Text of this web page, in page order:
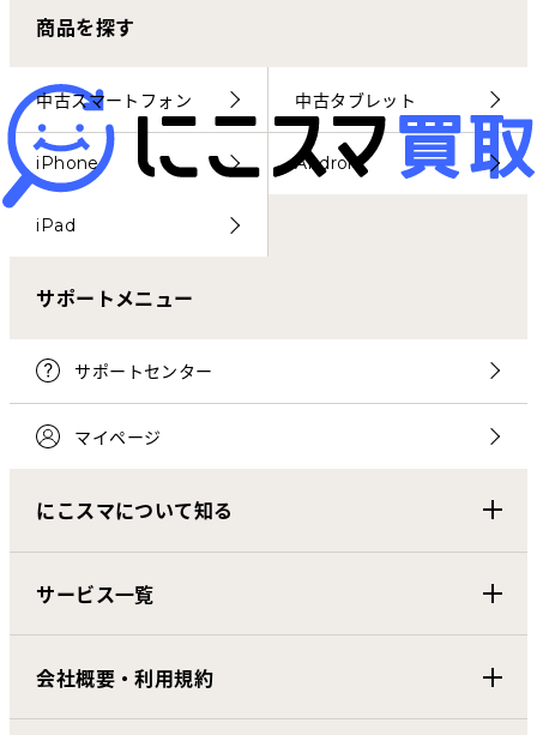
にこスマ通信
マイページ
商品を探す
中古スマートフォン 中古タブレット
iPhone Android
iPad
サポートメニュー
サポートセンター
マイページ
にこスマについて知る
サービス一覧
会社概要・利用規約